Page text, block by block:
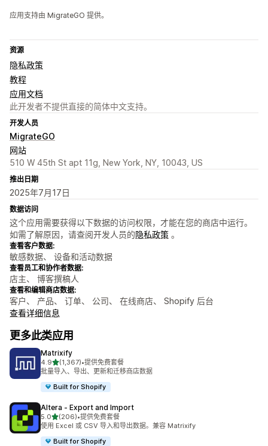
应用支持由 MigrateGO 提供。
资源
隐私政策
教程
应用文档
此开发者不提供直接的简体中文支持。
开发人员
MigrateGO
网站
510 W 45th St apt 11g, New York, NY, 10043, US
推出日期
2025年7月17日
数据访问
这个应用需要获得以下数据的访问权限，才能在您的商店中运行。
如需了解原因，请查阅开发人员的隐私政策 。
查看客户数据:
敏感数据、 设备和活动数据
查看员工和协作者数据:
店主、 博客撰稿人
查看和编辑商店数据:
客户、 产品、 订单、 公司、 在线商店、 Shopify 后台
查看详细信息
更多此类应用
Matrixify
4.9星（满分 5 星）
(1,367)
总共 1367 条评论
•提供免费套餐
批量导入、导出、更新和迁移商店数据
Built for Shopify
Altera ‑ Export and Import
5.0星（满分 5 星）
(206)
总共 206 条评论
•提供免费套餐
使用 Excel 或 CSV 导入和导出数据。兼容 Matrixify
Built for Shopify